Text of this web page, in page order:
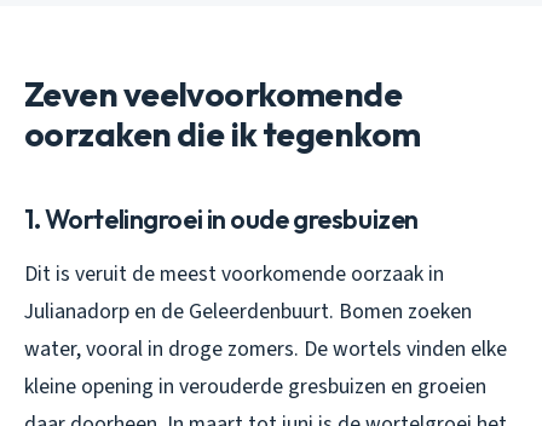
Zeven veelvoorkomende
oorzaken die ik tegenkom
1. Wortelingroei in oude gresbuizen
Dit is veruit de meest voorkomende oorzaak in
Julianadorp en de Geleerdenbuurt. Bomen zoeken
water, vooral in droge zomers. De wortels vinden elke
kleine opening in verouderde gresbuizen en groeien